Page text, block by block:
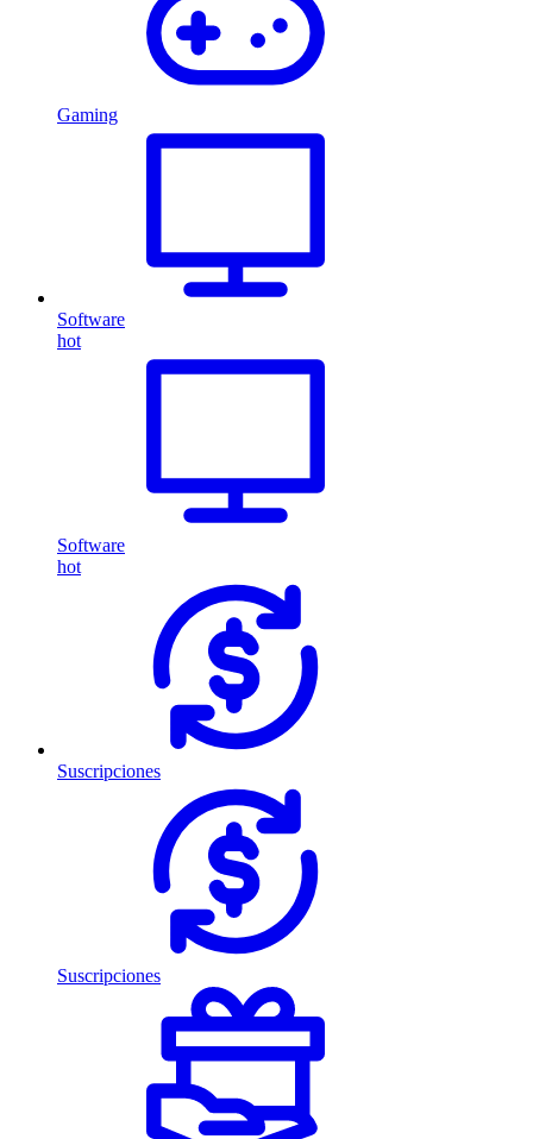
Gaming
Software
hot
Software
hot
Suscripciones
Suscripciones